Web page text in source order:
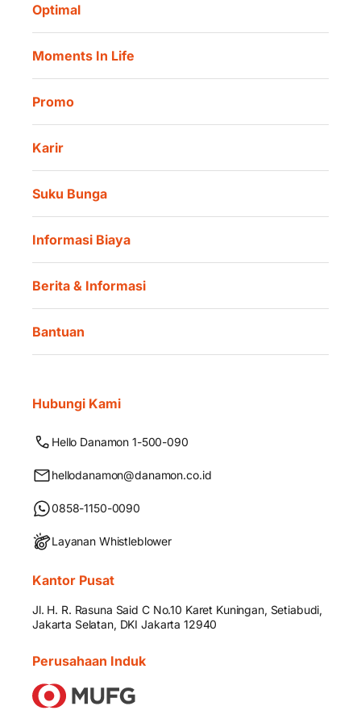
Danamon QR Merchant
Optimal
Moments In Life
Promo
Karir
Suku Bunga
Informasi Biaya
Berita & Informasi
Bantuan
Hubungi Kami
Hello Danamon 1-500-090
hellodanamon@danamon.co.id
0858-1150-0090
Layanan Whistleblower
Kantor Pusat
Jl. H. R. Rasuna Said C No.10 Karet Kuningan, Setiabudi,
Jakarta Selatan, DKI Jakarta 12940
Perusahaan Induk